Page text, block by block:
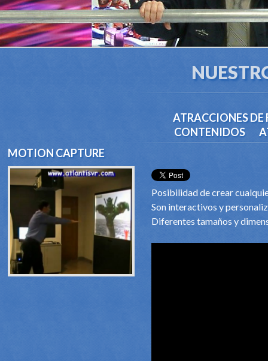
ATRACCIONES DE
CONTENIDOS
MOTION CAPTURE
Posibilidad de crear
Son interactivos y
Diferentes tamaños y